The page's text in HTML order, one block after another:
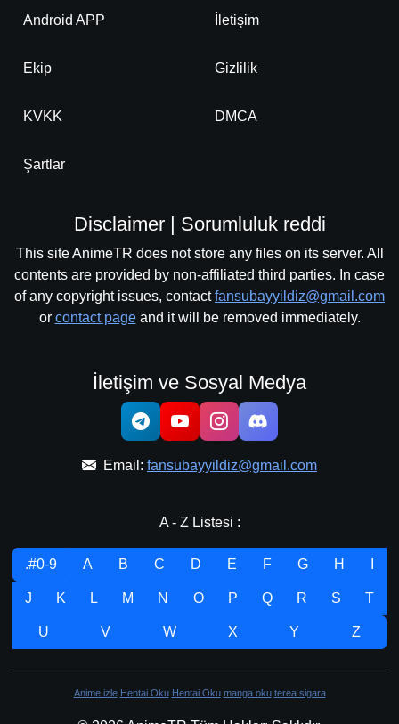
Android APP İletişim
Ekip Gizlilik
KVKK DMCA
Şartlar
Disclaimer | Sorumluluk reddi
This site AnimeTR does not store any files on its server. All
contents are provided by non-affiliated third parties. In case
of any copyright issues, contactfansubayyildiz@gmail.com
or contact pageand it will be removed immediately.
İletişim ve Sosyal Medya
Email: fansubayyildiz@gmail.com
A - Z Listesi :
.#0-9 A B C D E F G H
J K L M N O P Q R S T
U V W X Y Z
Anime izle Hentai Oku Hentai Oku manga oku terea sigara